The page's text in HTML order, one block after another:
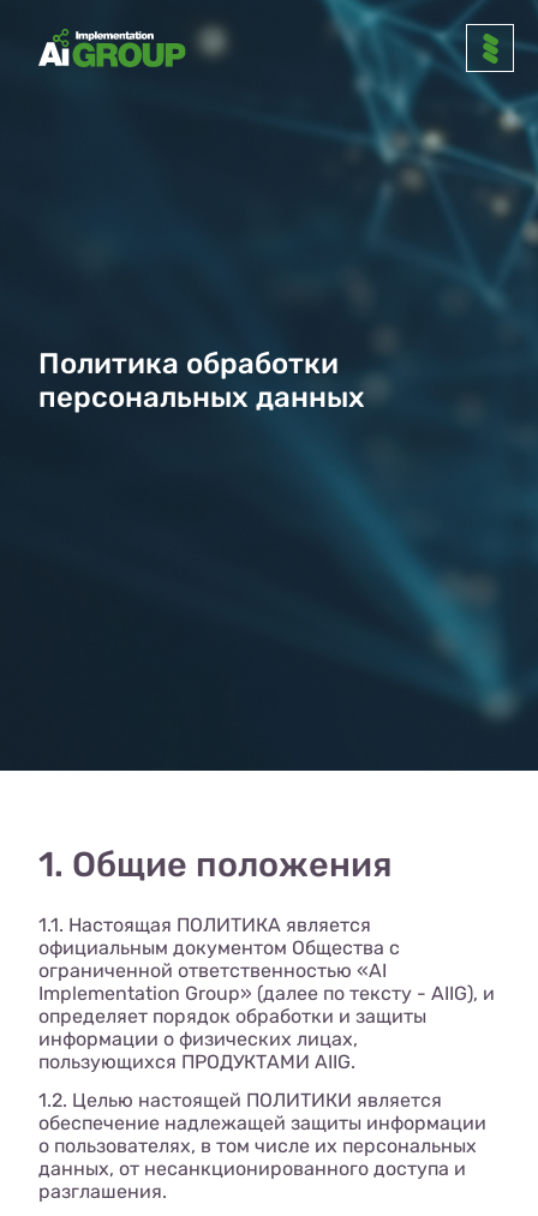
Политика обработки
персональных данных
1. Общие положения
1.1. Настоящая ПОЛИТИКА является
официальным документом Общества с
ограниченной ответственностью «AI
Implementation Group» (далее по тексту - AIIG), и
определяет порядок обработки и защиты
информации о физических лицах,
пользующихся ПРОДУКТАМИ AIIG.
1.2. Целью настоящей ПОЛИТИКИ является
обеспечение надлежащей защиты информации
о пользователях, в том числе их персональных
данных, от несанкционированного доступа и
разглашения.